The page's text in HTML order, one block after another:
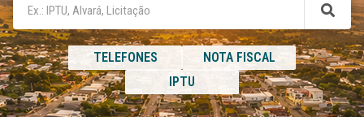
TELEFONES
NOTA FISCAL
IPTU